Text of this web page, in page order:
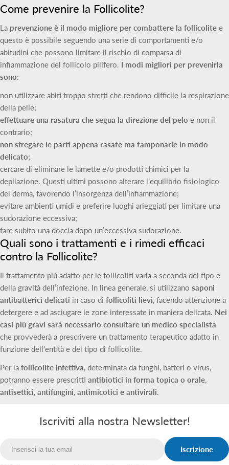
Come prevenire la Follicolite?
La prevenzione è il modo migliore per combattere la follicolite e
questo è possibile seguendo una serie di comportamenti e/o
abitudini che possono limitare il rischio di comparsa di
infiammazione del follicolo pilifero. I modi migliori per prevenirla
sono:
non utilizzare abiti troppo stretti che rendono difficile la respirazione
della pelle;
effettuare una rasatura che segua la direzione del pelo e non il
contrario;
non sfregare le parti appena rasate ma tamponarle in modo
delicato;
cercare di eliminare le lamette e/o prodotti chimici per la
depilazione. Questi ultimi possono alterare l’equilibrio fisiologico
del derma, favorendo l’insorgenza dell’infiammazione;
evitare ambienti umidi e preferire luoghi arieggiati per limitare una
sudorazione eccessiva;
fare subito una doccia dopo un’eccessiva sudorazione.
Quali sono i trattamenti e i rimedi efficaci
contro la Follicolite?
Il trattamento più adatto per le follicoliti varia a seconda del tipo e
della gravità dell’infezione. In linea generale, si utilizzano saponi
antibatterici delicati in caso di follicoliti lievi, facendo attenzione a
detergere e ad asciugare le zone interessate in maniera delicata. Nei
casi più gravi sarà necessario consultare un medico specialista
che provvederà a prescrivere un trattamento terapeutico adatto in
funzione dell’entità e del tipo di follicolite.
Per la follicolite infettiva, determinata da funghi, batteri o virus,
potranno essere prescritti antibiotici in forma topica o orale,
antisettici, antifungini, antimicotici e antivirali.
Iscriviti alla nostra Newsletter!
Iscrizione